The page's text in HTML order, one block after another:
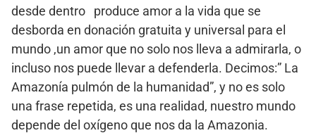
desde dentro produce amor a la vida que se
desborda en donación gratuita y universal para el
mundo ,un amor que no solo nos lleva a admirarla, o
incluso nos puede llevar a defenderla. Decimos:” La
Amazonía pulmón de la humanidad”, y no es solo
una frase repetida, es una realidad, nuestro mundo
depende del oxígeno que nos da la Amazonia.